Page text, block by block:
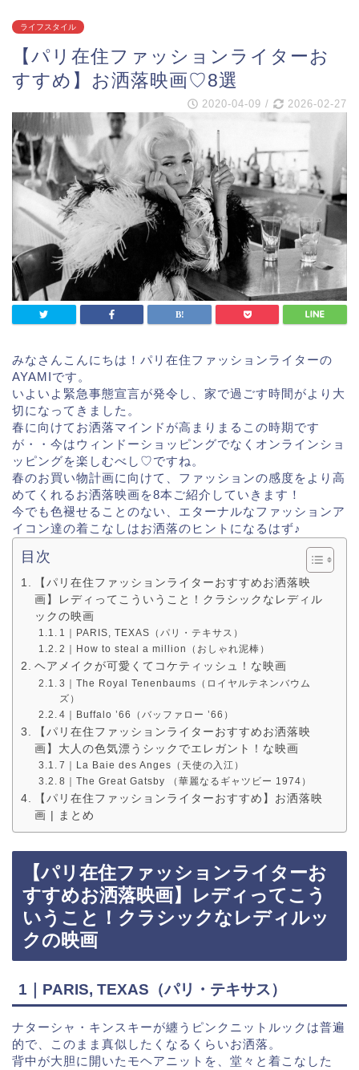
ライフスタイル
【パリ在住ファッションライターお
すすめ】お洒落映画♡8選
2020-04-09 / 2026-02-27
みなさんこんにちは！パリ在住ファッションライターの
AYAMIです。
いよいよ緊急事態宣言が発令し、家で過ごす時間がより大
切になってきました。
春に向けてお洒落マインドが高まりまるこの時期です
が・・今はウィンドーショッピングでなくオンラインショ
ッピングを楽しむべし♡ですね。
春のお買い物計画に向けて、ファッションの感度をより高
めてくれるお洒落映画を8本ご紹介していきます！
今でも色褪せることのない、エターナルなファッションア
イコン達の着こなしはお洒落のヒントになるはず♪
目次
【パリ在住ファッションライターおすすめお洒落映
画】レディってこういうこと！クラシックなレディル
ックの映画
1｜PARIS, TEXAS（パリ・テキサス）
2｜How to steal a million（おしゃれ泥棒）
ヘアメイクが可愛くてコケティッシュ！な映画
3｜The Royal Tenenbaums（ロイヤルテネンバウム
ズ）
4｜Buffalo ’66（バッファロー ’66）
【パリ在住ファッションライターおすすめお洒落映
画】大人の色気漂うシックでエレガント！な映画
7｜La Baie des Anges（天使の入江）
8｜The Great Gatsby （華麗なるギャツビー 1974）
【パリ在住ファッションライターおすすめ】お洒落映
画 | まとめ
【パリ在住ファッションライターお
すすめお洒落映画】レディってこう
いうこと！クラシックなレディルッ
クの映画
1｜PARIS, TEXAS（パリ・テキサス）
ナターシャ・キンスキーが纏うピンクニットルックは普遍
的で、このまま真似したくなるくらいお洒落。
背中が大胆に開いたモヘアニットを、堂々と着こなした